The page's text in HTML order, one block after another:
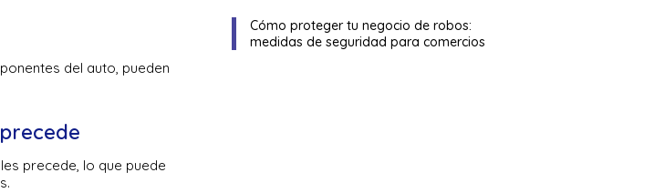
del auto, pueden
precede, lo que puede
Cómo proteger tu negocio de robos:
medidas de seguridad para comercios